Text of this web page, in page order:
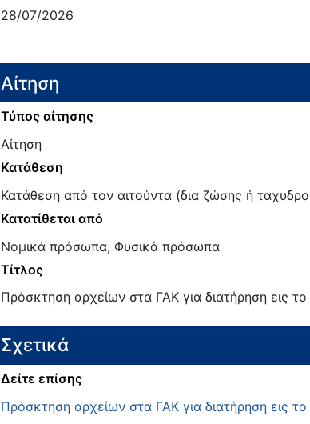
28/07/2026
Αίτηση
Τύπος αίτησης
Αίτηση
Κατάθεση
Κατάθεση από τον αιτούντα (δια ζώσης ή
Κατατίθεται από
Νομικά πρόσωπα, Φυσικά πρόσωπα
Τίτλος
Πρόσκτηση αρχείων στα ΓΑΚ για διατήρηση εις
Σχετικά
Δείτε επίσης
Πρόσκτηση αρχείων στα ΓΑΚ για διατήρηση εις